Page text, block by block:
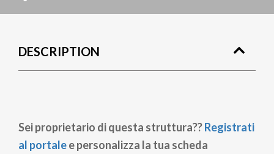
DESCRIPTION
Sei proprietario di questa struttura??Registrati
al portalee personalizza la tua scheda